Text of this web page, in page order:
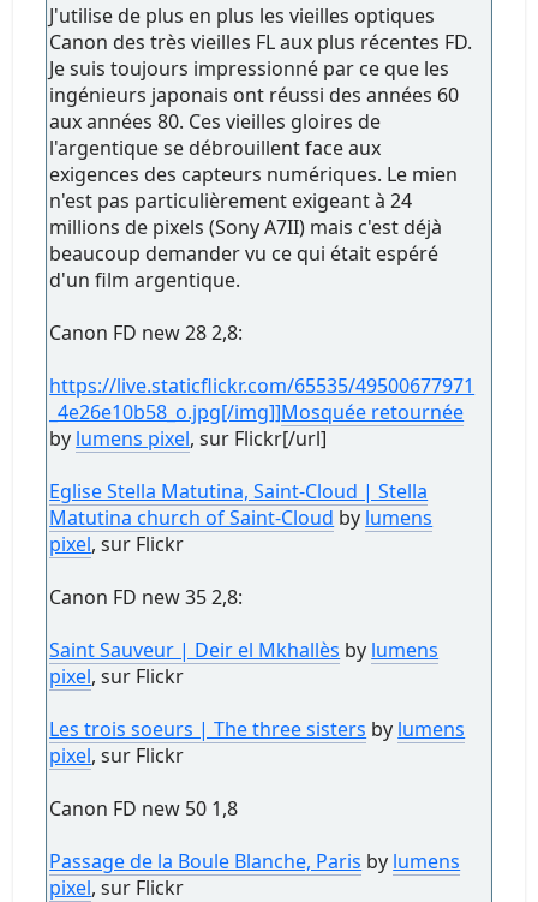
J'utilise de plus en plus les vieilles optiques
Canon des très vieilles FL aux plus récentes FD.
Je suis toujours impressionné par ce que les
ingénieurs japonais ont réussi des années 60
aux années 80. Ces vieilles gloires de
l'argentique se débrouillent face aux
exigences des capteurs numériques. Le mien
n'est pas particulièrement exigeant à 24
millions de pixels (Sony A7II) mais c'est déjà
beaucoup demander vu ce qui était espéré
d'un film argentique.
Canon FD new 28 2,8:
https://live.staticflickr.com/65535/49500677971
_4e26e10b58_o.jpg[/img]]Mosquée retournée
by lumens pixel, sur Flickr[/url]
Eglise Stella Matutina, Saint-Cloud | Stella
Matutina church of Saint-Cloud by lumens
pixel, sur Flickr
Canon FD new 35 2,8:
Saint Sauveur | Deir el Mkhallès by lumens
pixel, sur Flickr
Les trois soeurs | The three sisters by lumens
pixel, sur Flickr
Canon FD new 50 1,8
Passage de la Boule Blanche, Paris by lumens
pixel, sur Flickr